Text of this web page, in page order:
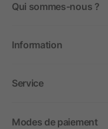
Qui sommes-nous ?
Information
Service
Modes de paiement